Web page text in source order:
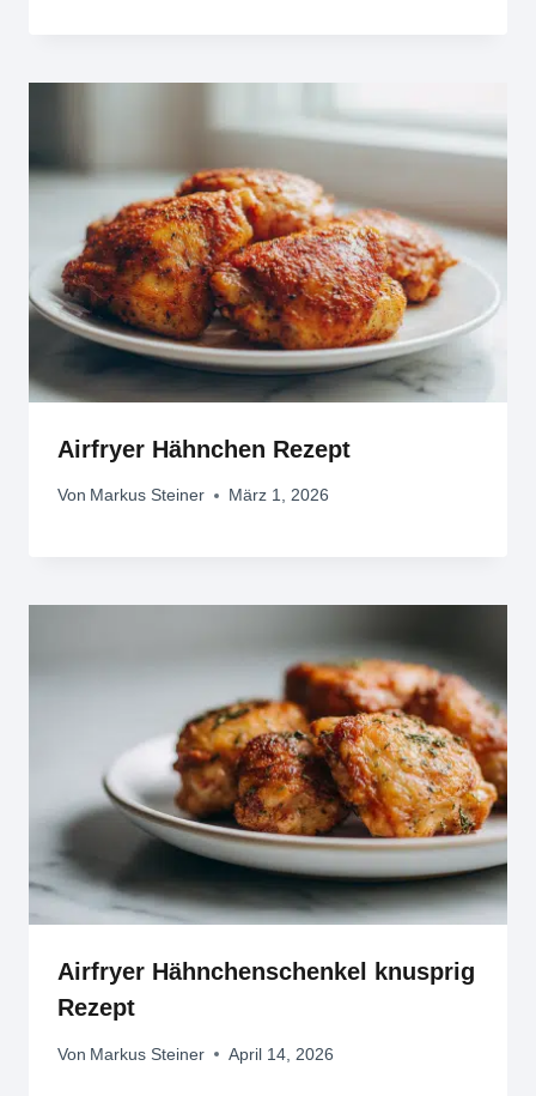
Airfryer Hähnchen Rezept
Von Markus Steiner März 1, 2026
Airfryer Hähnchenschenkel knusprig
Rezept
Von Markus Steiner April 14, 2026